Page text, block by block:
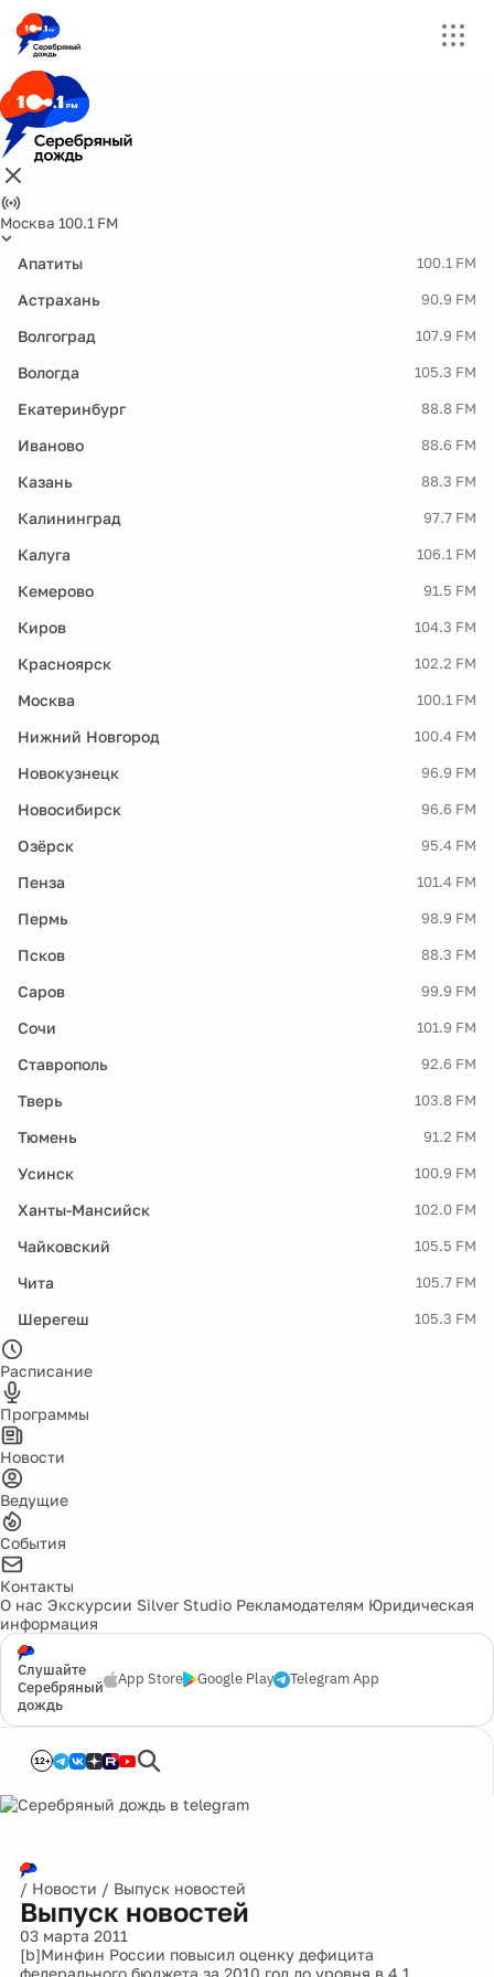
Москва 100.1 FM
Апатиты 100.1 FM
Астрахань 90.9 FM
Волгоград 107.9 FM
Вологда 105.3 FM
Екатеринбург 88.8 FM
Иваново 88.6 FM
Казань 88.3 FM
Калининград 97.7 FM
Калуга 106.1 FM
Кемерово 91.5 FM
Киров 104.3 FM
Красноярск 102.2 FM
Москва 100.1 FM
Нижний Новгород 100.4 FM
Новокузнецк 96.9 FM
Новосибирск 96.6 FM
Озёрск 95.4 FM
Пенза 101.4 FM
Пермь 98.9 FM
Псков 88.3 FM
Саров 99.9 FM
Сочи 101.9 FM
Ставрополь 92.6 FM
Тверь 103.8 FM
Тюмень 91.2 FM
Усинск 100.9 FM
Ханты-Мансийск 102.0 FM
Чайковский 105.5 FM
Чита 105.7 FM
Шерегеш 105.3 FM
Расписание
Программы
Новости
Ведущие
События
Контакты
О нас Экскурсии Silver Studio Рекламодателям Юридическая
информация
Слушайте
Серебряный
дождь
App Store Google Play Telegram App
12+
/ Новости / Выпуск новостей
Выпуск новостей
03 марта 2011
[b]Минфин России повысил оценку дефицита